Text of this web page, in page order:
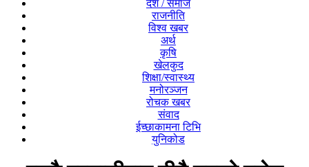
देश / समाज
राजनीति
विश्व खबर
अर्थ
कृषि
खेलकुद
शिक्षा/स्वास्थ्य
मनोरञ्जन
रोचक खबर
संवाद
ईच्छाकामना टिभि
युनिकोड